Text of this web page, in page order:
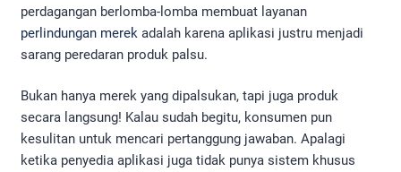
perdagangan berlomba-lomba membuat layanan
perlindungan merek adalah karena aplikasi justru menjadi
sarang peredaran produk palsu.
Bukan hanya merek yang dipalsukan, tapi juga produk
secara langsung! Kalau sudah begitu, konsumen pun
kesulitan untuk mencari pertanggung jawaban. Apalagi
ketika penyedia aplikasi juga tidak punya sistem khusus